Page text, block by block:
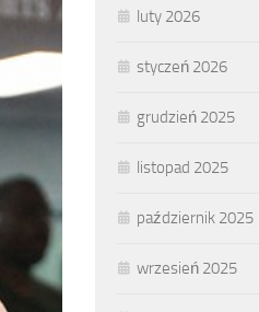
luty 2026
styczeń 2026
grudzień 2025
listopad 2025
październik 2025
wrzesień 2025